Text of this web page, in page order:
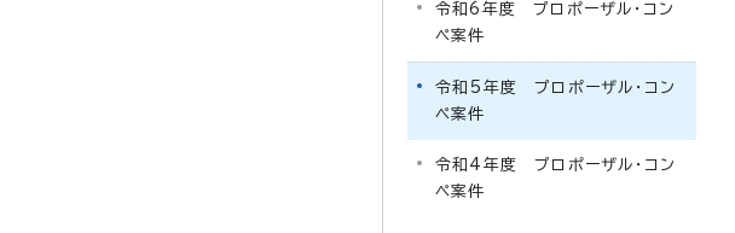
令和6年度 プロポーザル・コン
ペ案件
令和5年度 プロポーザル・コン
ペ案件
令和4年度 プロポーザル・コン
ペ案件